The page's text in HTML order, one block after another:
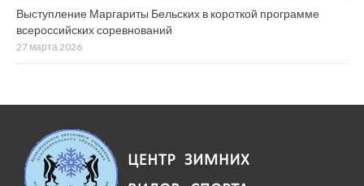
Выступление Маргариты Бельских в короткой программе
всероссийских соревнований
27 марта 2026